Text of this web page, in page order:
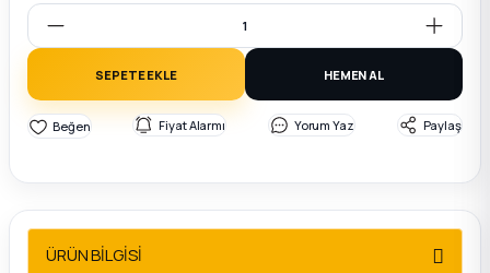
Parça
Sedan
SEPETE EKLE HEMEN AL
Fiyat Alarmı Yorum Yaz Paylaş
ÜRÜN BİLGİSİ